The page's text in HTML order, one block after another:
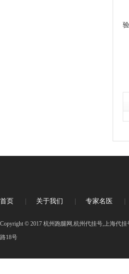
首页 关于我们 专家名医
Copyright © 2017 杭州跑腿网,杭州代挂号,上海代
路18号